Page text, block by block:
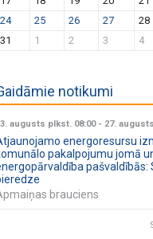
24
25 26 27 28
31
1 2 3 4
notikumi
augusts plkst. 08:00- 27.
energoresursu
pakalpojumu jomā
pašvaldībās:
brauciens